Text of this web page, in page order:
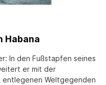
Habana
In den Fußstapfen seines
er mit der
entlegenen Weltgegenden